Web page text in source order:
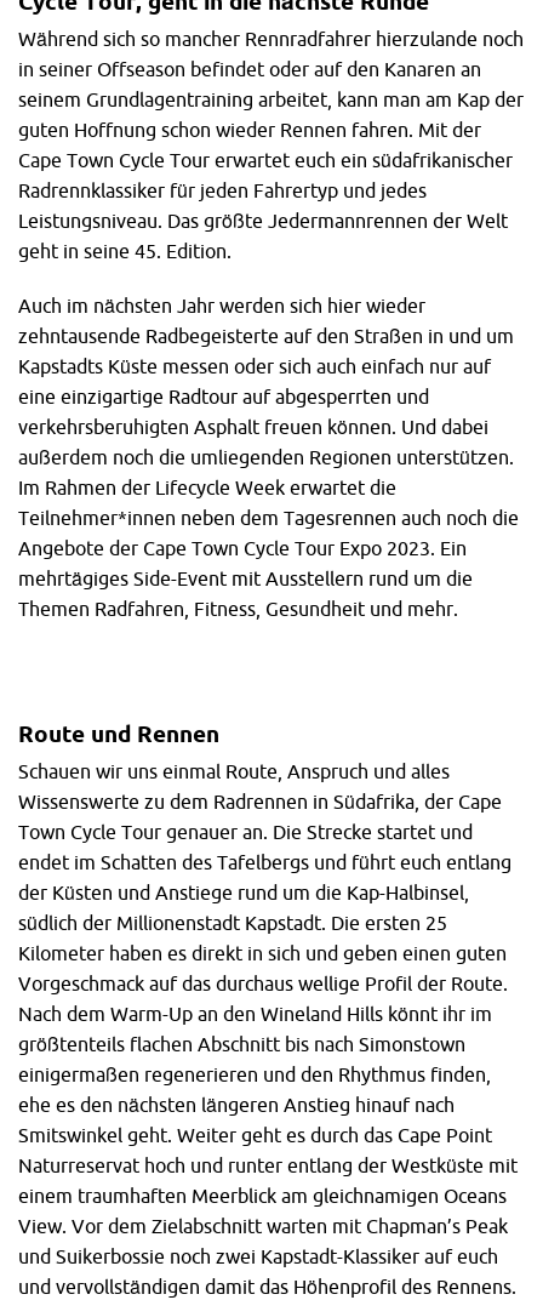
eTap Gruppe
Eine weitere Innovation, die SRAM speziell für diese
Gruppe konzipiert hat, ist das kabellose System namens
Airea. Hierbei handelt es sich um ein eigenständiges
System, das nichts mit ANT+, Bluetooth oder WiFi zu tun
hat aber exakt die Funktionen abdeckt, die SRAM
bedienen wollte. Lediglich das Schaltwerk verfügt über
ANT+, um mit Steuergeräten kommunizieren zu können.
Für sicheres Schalten ist gesorgt
Die SRAM Red eTap Gruppe arbeitet mit einer 128-Bit-
Verschlüsselung. Rolling-Codes und strenge Paarungs-
Protokolle sorgen für die nötige Sicherheit beim Schalten.
So ist garantiert, dass sich die Komponenten lediglich mit
der eigenen Gruppe verbinden und nicht mit der
Schaltung eines anderen Fahrers kommunizieren.
Während der Testphase durchlief die SRAM Red eTap
Gruppe den sogenannten „Peloton Test“. Hierbei wurden
zwei Tour de France Pelotons nachgestellt und mit SRAMs
kabellosen Schaltungen ausgestattet. Alle waren zur
Der vordere SRAM Red eTab Umwerfer wird durch gleichzeitiges
Betätigen beider Schalthebel aktiviert.
Zusammenarbeit mitGarmin
Zudem ist eine Zusammenarbeit zwischen SRAM und
Garmin
im Gange. Das Ziel ist eine Gang- und
Während sich so mancher Rennradfahrer hierzulande noch
in seiner Offseason befindet oder auf den Kanaren an
seinem Grundlagentraining arbeitet, kann man am Kap der
guten Hoffnung schon wieder Rennen fahren. Mit der
Cape Town Cycle Tour erwartet euch ein südafrikanischer
Radrennklassiker für jeden Fahrertyp und jedes
Leistungsniveau. Das größte Jedermannrennen der Welt
geht in seine 45. Edition.
Auch im nächsten Jahr werden sich hier wieder
zehntausende Radbegeisterte auf den Straßen in und um
Kapstadts Küste messen oder sich auch einfach nur auf
eine einzigartige Radtour auf abgesperrten und
verkehrsberuhigten Asphalt freuen können. Und dabei
außerdem noch die umliegenden Regionen unterstützen.
Im Rahmen der Lifecycle Week erwartet die
Teilnehmer*innen neben dem Tagesrennen auch noch die
Angebote der Cape Town Cycle Tour Expo 2023. Ein
mehrtägiges Side-Event mit Ausstellern rund um die
Themen Radfahren, Fitness, Gesundheit und mehr.
Route und Rennen
Schauen wir uns einmal Route, Anspruch und alles
Wissenswerte zu dem Radrennen in Südafrika, der Cape
Town Cycle Tour genauer an. Die Strecke startet und
endet im Schatten des Tafelbergs und führt euch entlang
der Küsten und Anstiege rund um die Kap-Halbinsel,
südlich der Millionenstadt Kapstadt. Die ersten 25
Kilometer haben es direkt in sich und geben einen guten
Vorgeschmack auf das durchaus wellige Profil der Route.
Nach dem Warm-Up an den Wineland Hills könnt ihr im
größtenteils flachen Abschnitt bis nach Simonstown
einigermaßen regenerieren und den Rhythmus finden,
ehe es den nächsten längeren Anstieg hinauf nach
Smitswinkel geht. Weiter geht es durch das Cape Point
Naturreservat hoch und runter entlang der Westküste mit
einem traumhaften Meerblick am gleichnamigen Oceans
View. Vor dem Zielabschnitt warten mit Chapman’s Peak
und Suikerbossie noch zwei Kapstadt-Klassiker auf euch
und vervollständigen damit das Höhenprofil des Rennens.